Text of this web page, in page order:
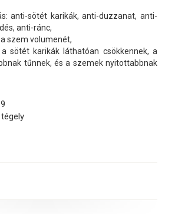
anti-sötét karikák, anti-duzzanat, anti-
anti-ránc,
szem volumenét,
sötét karikák láthatóan csökkennek, a
tűnnek, és a szemek nyitottabbnak